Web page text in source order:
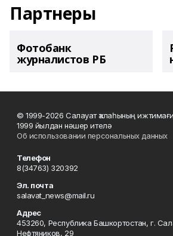
Партнеры
Фотобанк
журналистов РБ
© 1999-2026 Салауат ҡалаһының
1999 йылдан нәшер ителә
Об использовании персональных данных
Телефон
8(34763) 320392
Эл. почта
salavat_news@mail.ru
Адрес
453260, Республика Башкортостан, г.
Нефтяников, 29